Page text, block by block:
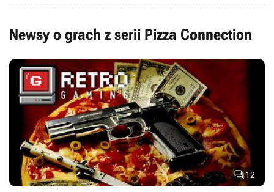
Newsy o grach z serii Pizza Connection
12